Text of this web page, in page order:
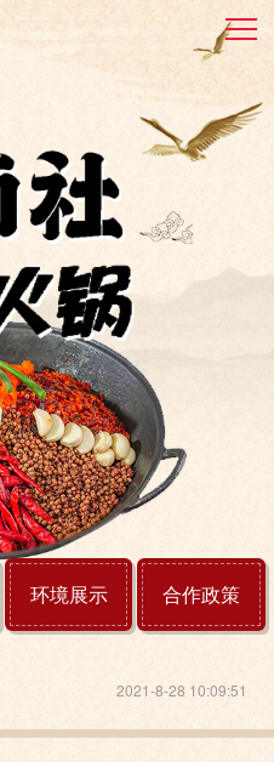
环境展示 合作政策
2021-8-28 10:09:51